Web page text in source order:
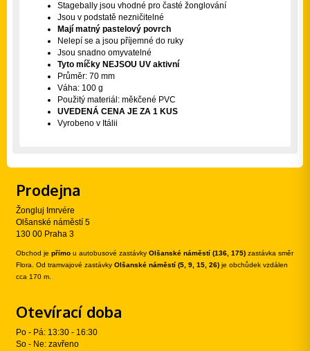
Stagebally jsou vhodné pro časté žonglování
Jsou v podstatě nezničitelné
Mají matný pastelový povrch
Nelepí se a jsou příjemné do ruky
Jsou snadno omyvatelné
Tyto míčky NEJSOU UV aktivní
Průměr: 70 mm
Váha: 100 g
Použitý materiál: měkčené PVC
UVEDENÁ CENA JE ZA 1 KUS
Vyrobeno v Itálii
Prodejna
Žongluj Imrvére
Olšanské náměstí 5
130 00 Praha 3
Obchod je přímo u autobusové zastávky Olšanské náměstí (136, 175) zastávka směr
Flora. Od tramvajové zastávky Olšanské náměstí (5, 9, 15, 26) je obchůdek vzdálen
cca 170 m.
Otevírací doba
Po - Pá: 13:30 - 16:30
So - Ne: zavřeno